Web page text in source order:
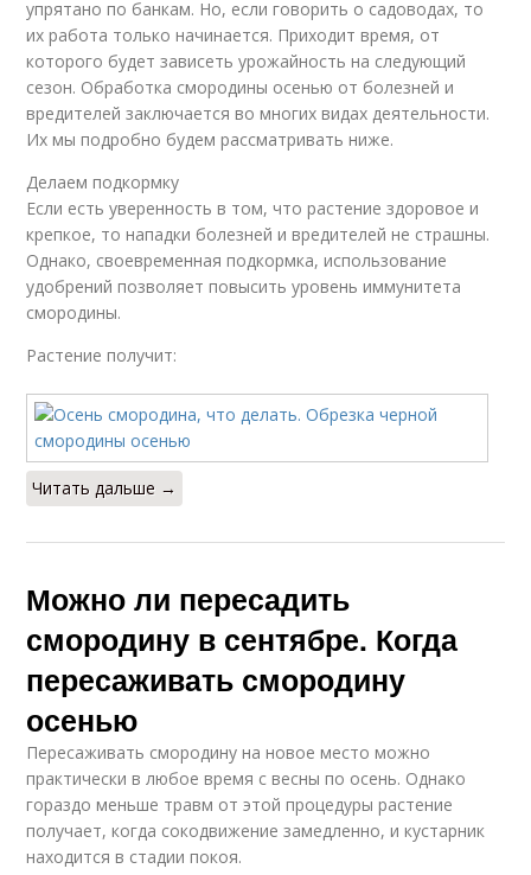
упрятано по банкам. Но, если говорить о садоводах, то
их работа только начинается. Приходит время, от
которого будет зависеть урожайность на следующий
сезон. Обработка смородины осенью от болезней и
вредителей заключается во многих видах деятельности.
Их мы подробно будем рассматривать ниже.
Делаем подкормку
Если есть уверенность в том, что растение здоровое и
крепкое, то нападки болезней и вредителей не страшны.
Однако, своевременная подкормка, использование
удобрений позволяет повысить уровень иммунитета
смородины.
Растение получит:
Читать дальше →
Можно ли пересадить
смородину в сентябре. Когда
пересаживать смородину
осенью
Пересаживать смородину на новое место можно
практически в любое время с весны по осень. Однако
гораздо меньше травм от этой процедуры растение
получает, когда сокодвижение замедленно, и кустарник
находится в стадии покоя.